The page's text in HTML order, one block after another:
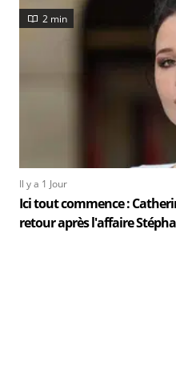
2 min
Il y a 1 Jour
Ici tout commence :
retour après l'affaire